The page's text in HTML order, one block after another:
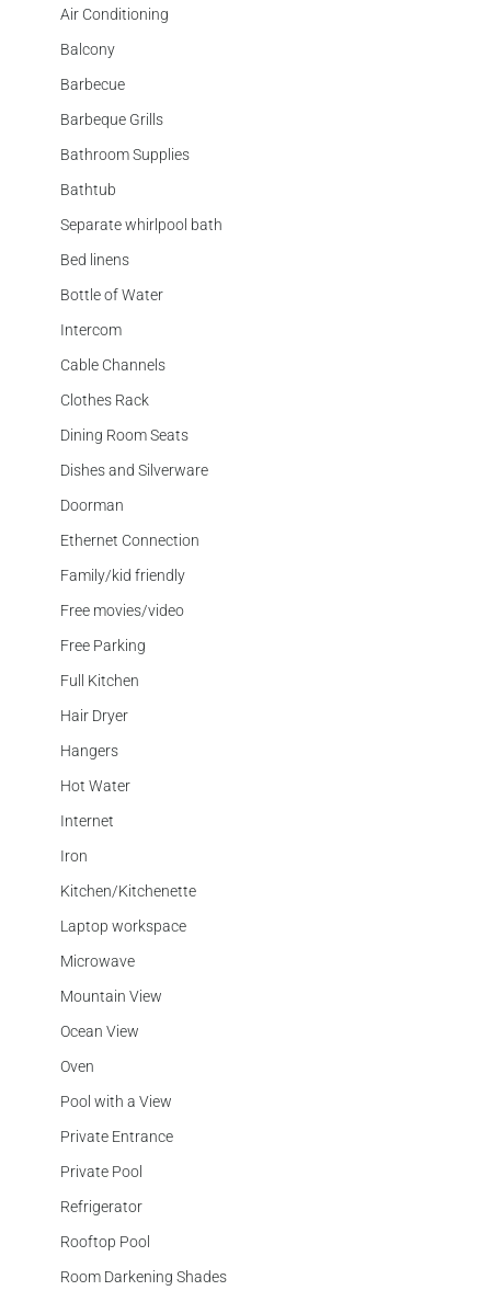
Air Conditioning
Balcony
Barbecue
Barbeque Grills
Bathroom Supplies
Bathtub
Separate whirlpool bath
Bed linens
Bottle of Water
Intercom
Cable Channels
Clothes Rack
Dining Room Seats
Dishes and Silverware
Doorman
Ethernet Connection
Family/kid friendly
Free movies/video
Free Parking
Full Kitchen
Hair Dryer
Hangers
Hot Water
Internet
Iron
Kitchen/Kitchenette
Laptop workspace
Microwave
Mountain View
Ocean View
Oven
Pool with a View
Private Entrance
Private Pool
Refrigerator
Rooftop Pool
Room Darkening Shades